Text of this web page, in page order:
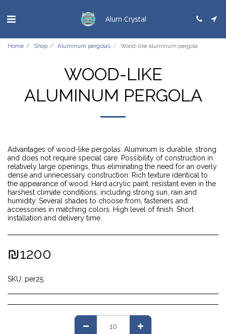
Alum Crystal
Home Shop Aluminum pergolas Wood-like aluminum pergola
WOOD-LIKE
ALUMINUM PERGOLA
Advantages of wood-like pergolas: Aluminum is durable, strong
and does not require special care. Possibility of construction in
relatively large openings, thus eliminating the need for an overly
dense and unnecessary construction. Rich texture identical to
the appearance of wood. Hard acrylic paint, resistant even in the
harshest climate conditions, including strong sun, rain and
humidity. Several shades to choose from, fasteners and
accessories in matching colors. High level of finish. Short
installation and delivery time.
₪1200
SKU: per25